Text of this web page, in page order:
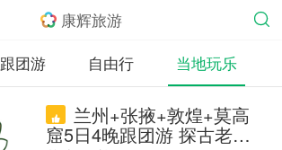
康辉旅游
跟团游 自由行 当地玩乐
兰州+张掖+敦煌+莫高
窟5日4晚跟团游 探古老丝